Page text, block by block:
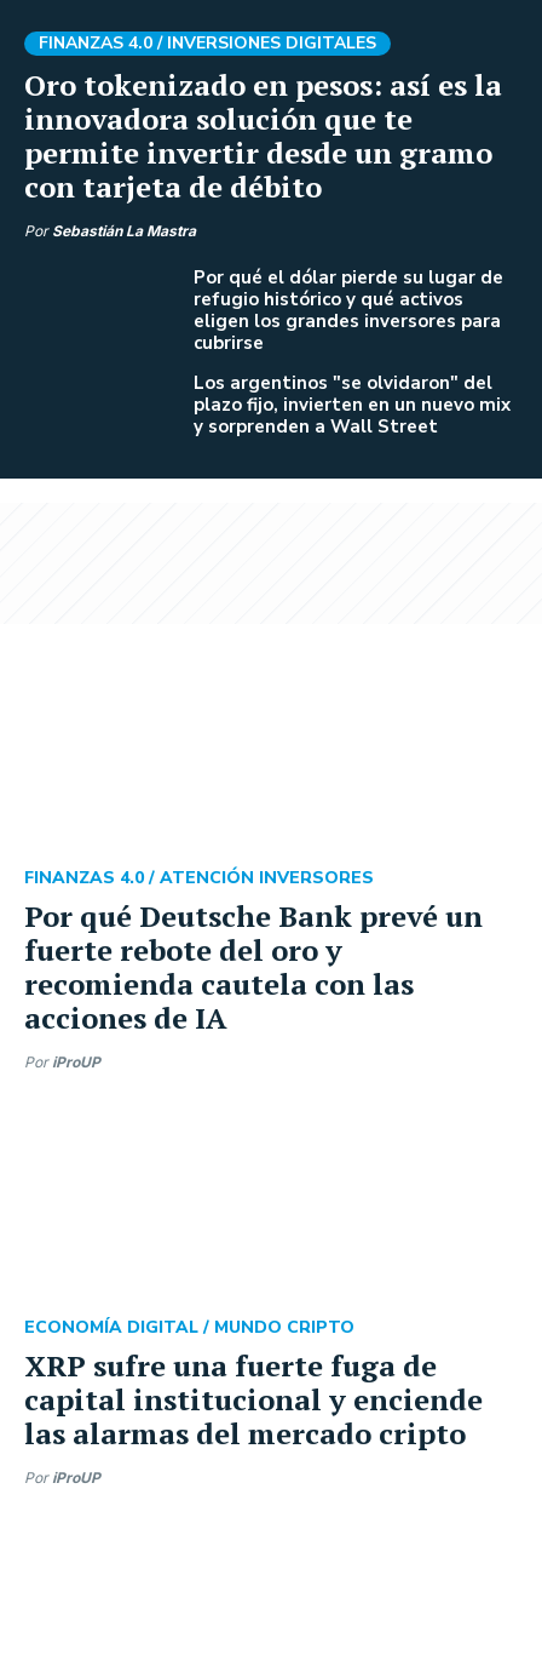
Oro tokenizado en pesos: así es la
innovadora solución que te
permite invertir desde un gramo
con tarjeta de débito
FINANZAS 4.0 / INVERSIONES DIGITALES
Por Sebastián La Mastra
Por qué el dólar pierde su lugar de
refugio histórico y qué activos
eligen los grandes inversores para
cubrirse
Los argentinos "se olvidaron" del
plazo fijo, invierten en un nuevo mix
y sorprenden a Wall Street
Por qué Deutsche Bank prevé un
fuerte rebote del oro y
recomienda cautela con las
acciones de IA
FINANZAS 4.0 / ATENCIÓN INVERSORES
Por iProUP
XRP sufre una fuerte fuga de
capital institucional y enciende
las alarmas del mercado cripto
ECONOMÍA DIGITAL / MUNDO CRIPTO
Por iProUP